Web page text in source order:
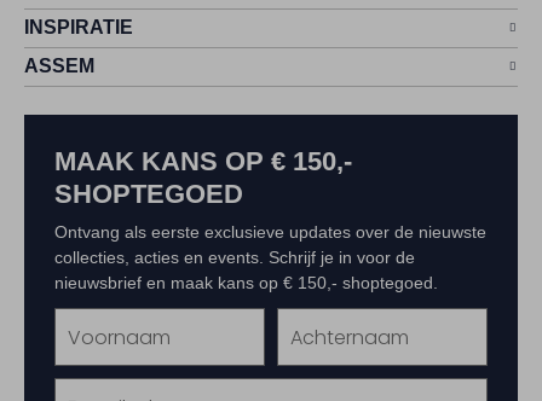
INSPIRATIE
ASSEM
MAAK KANS OP € 150,-
SHOPTEGOED
Ontvang als eerste exclusieve updates over de nieuwste
collecties, acties en events. Schrijf je in voor de
nieuwsbrief en maak kans op € 150,- shoptegoed.